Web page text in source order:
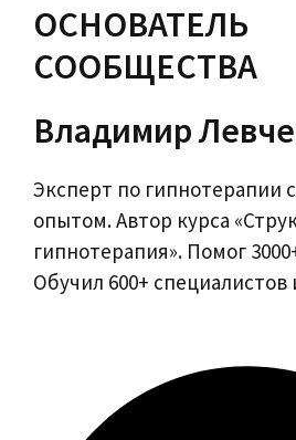
ОСНОВАТЕЛЬ
СООБЩЕСТВА
Владимир
Эксперт по гипнотерапии
опытом. Автор курса
гипнотерапия». Помог
Обучил 600+ специалистов